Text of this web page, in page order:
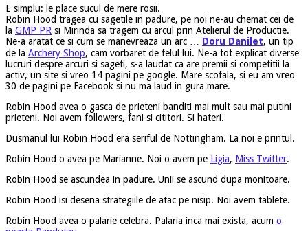
E simplu: le place sucul de mere rosii.
Robin Hood tragea cu sagetile in padure, pe noi ne-au chemat cei de
la GMP PR si Mirinda sa tragem cu arcul prin Atelierul de Productie.
Ne-a aratat ce si cum se manevreaza un arc … Doru Danilet, un tip
de la Archery Shop, cam vorbaret de felul lui. Ne-a tot explicat diverse
lucruri despre arcuri si sageti, s-a laudat ca are premii si competitii la
activ, un site si vreo 14 pagini pe google. Mare scofala, si eu am vreo
30 de pagini pe Facebook si nu ma laud in gura mare.
Robin Hood avea o gasca de prieteni banditi mai mult sau mai putini
prieteni. Noi avem followers, fani si cititori. Si hateri.
Dusmanul lui Robin Hood era seriful de Nottingham. La noi e printul.
Robin Hood o avea pe Marianne. Noi o avem pe Ligia, Miss Twitter.
Robin Hood se ascundea in padure. Unii se ascund dupa monitoare.
Robin Hood isi desena strategiile de atac pe nisip. Noi avem tablete.
Robin Hood avea o palarie celebra. Palaria inca mai exista, acum o